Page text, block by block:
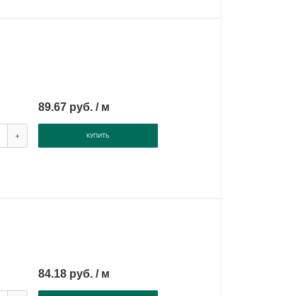
89.67 руб. / м
+ КУПИТЬ
84.18 руб. / м